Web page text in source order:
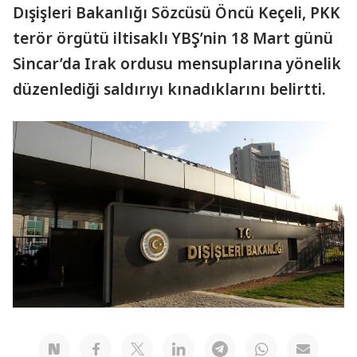
Dışişleri Bakanlığı Sözcüsü Öncü Keçeli, PKK
terör örgütü iltisaklı YBŞ’nin 18 Mart günü
Sincar’da Irak ordusu mensuplarına yönelik
düzenlediği saldırıyı kınadıklarını belirtti.